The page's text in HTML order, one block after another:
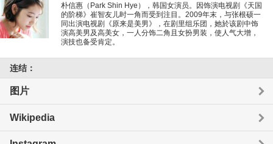
朴信惠（Park Shin Hye），韩国女演员。因饰演电视剧《天国
的阶梯》崔智友儿时一角而受到注目。2009年末，与张根硕一
同出演电视剧《原来是美男》，在剧里组乐团，她於该剧中饰
演高美男及高美女，一人分饰二角且女扮男装，使人气大增，
演技也备受肯定。
连结：
图片
Wikipedia